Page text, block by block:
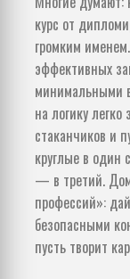
курс от
громким
эффективных
минимальными
на логику
стаканчиков и
круглые в один
— в третий.
профессий»:
безопасными
пусть творит